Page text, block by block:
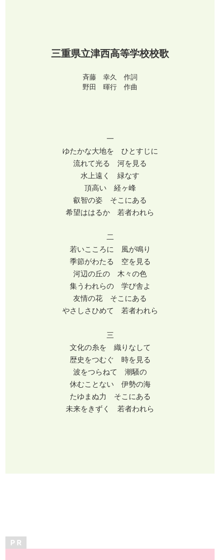
三重県立津西高等学校校歌
斉藤 幸久 作詞
野田 暉行 作曲
一
ゆたかな大地を ひとすじに
流れて光る 河を見る
水上遠く 緑なす
頂高い 経ヶ峰
叡智の姿 そこにある
希望ははるか 若者われら
二
若いこころに 風が鳴り
季節がわたる 空を見る
河辺の丘の 木々の色
集うわれらの 学び舎よ
友情の花 そこにある
やさしさひめて 若者われら
三
文化の糸を 織りなして
歴史をつむぐ 時を見る
波をつらねて 潮騒の
休むことない 伊勢の海
たゆまぬ力 そこにある
未来をきずく 若者われら
P R